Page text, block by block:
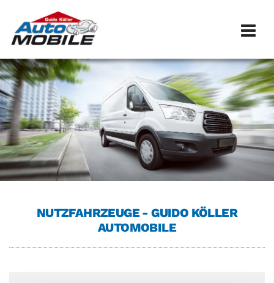
NUTZFAHRZEUGE - GUIDO KÖLLER
AUTOMOBILE